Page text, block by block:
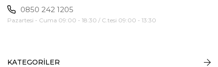
0850 242 1205
Pazartesi - Cuma 09:00 - 18:30 / C.tesi 09:00 - 13:30
KATEGORİLER